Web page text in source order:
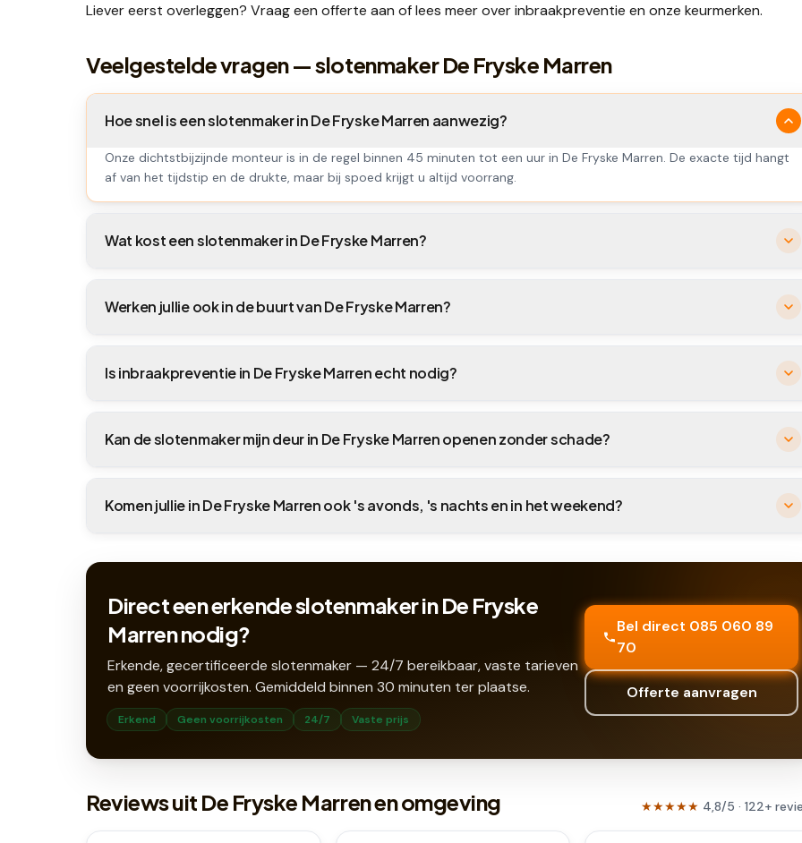
Liever eerst overleggen? Vraag een offerte aan of lees meer overinbraakpreventie en onze keurmerken.
Veelgestelde vragen — slotenmaker De Fryske Marren
Hoe snel is een slotenmaker in De Fryske Marren aanwezig?
Onze dichtstbijzijnde monteur is in de regel binnen 45 minuten tot een uur in De Fryske Marren. De exacte tijd hangt
af van het tijdstip en de drukte, maar bij spoed krijgt u altijd voorrang.
Wat kost een slotenmaker in De Fryske Marren?
Werken jullie ook in de buurt van De Fryske Marren?
Is inbraakpreventie in De Fryske Marren echt nodig?
Kan de slotenmaker mijn deur in De Fryske Marren openen zonder schade?
Komen jullie in De Fryske Marren ook 's avonds, 's nachts en in het weekend?
Direct een erkende slotenmaker in De Fryske
Marren nodig?
Erkende, gecertificeerde slotenmaker — 24/7 bereikbaar, vaste tarieven
en geen voorrijkosten. Gemiddeld binnen 30 minuten ter plaatse.
Erkend Geen voorrijkosten 24/7 Vaste prijs
Bel direct 085 060 89
70
Offerte aanvragen
Reviews uit De Fryske Marren en omgeving ★★★★★ 4,8/5 · 122+